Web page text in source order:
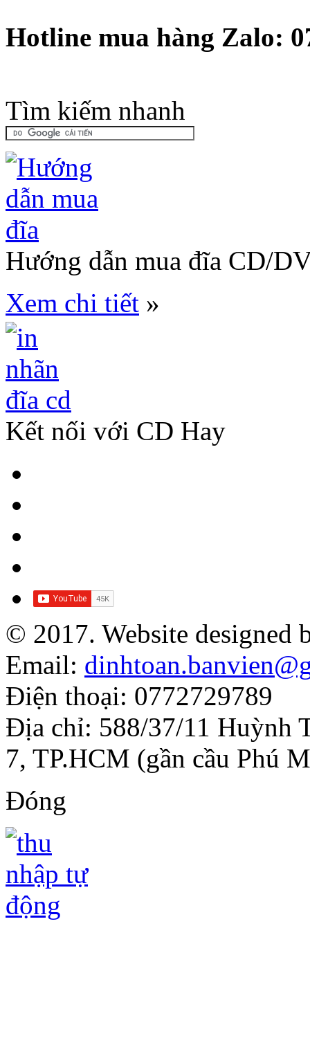
Hotline mua hàng Zalo:
Tìm kiếm nhanh
Hướng dẫn mua đĩa CD/
Xem chi tiết »
Kết nối với CD Hay
© 2017. Website designed
Email:
Điện thoại: 0772729789
Địa chỉ: 588/37/11 Huỳnh
7, TP.HCM (gần cầu Phú
Đóng